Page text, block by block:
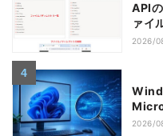
API
ァイ
2026/
2026/